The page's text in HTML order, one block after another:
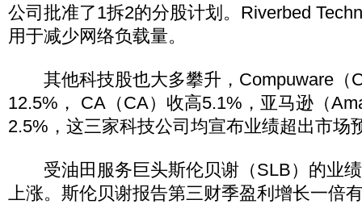
公司批准了1拆2的分股计划。Riverbed
用于减少网络负载量。
其他科技股也大多攀升，Compuware（
12.5%， CA（CA）收高5.1%，亚马逊（
2.5%，这三家科技公司均宣布业绩超出市场
受油田服务巨头斯伦贝谢（SLB）的业绩
上涨。斯伦贝谢报告第三财季盈利增长一倍